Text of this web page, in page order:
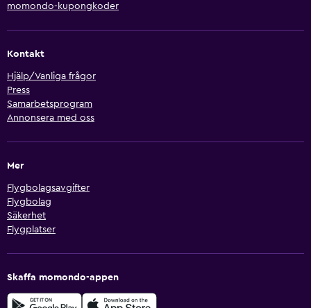
momondo-kupongkoder
Kontakt
Hjälp/Vanliga frågor
Press
Samarbetsprogram
Annonsera med oss
Mer
Flygbolagsavgifter
Flygbolag
Säkerhet
Flygplatser
Skaffa momondo-appen